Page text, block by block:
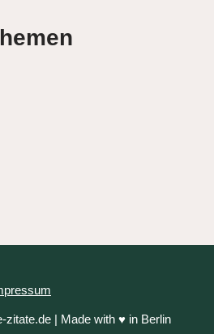
zitate.de | Made with ♥ in Berlin